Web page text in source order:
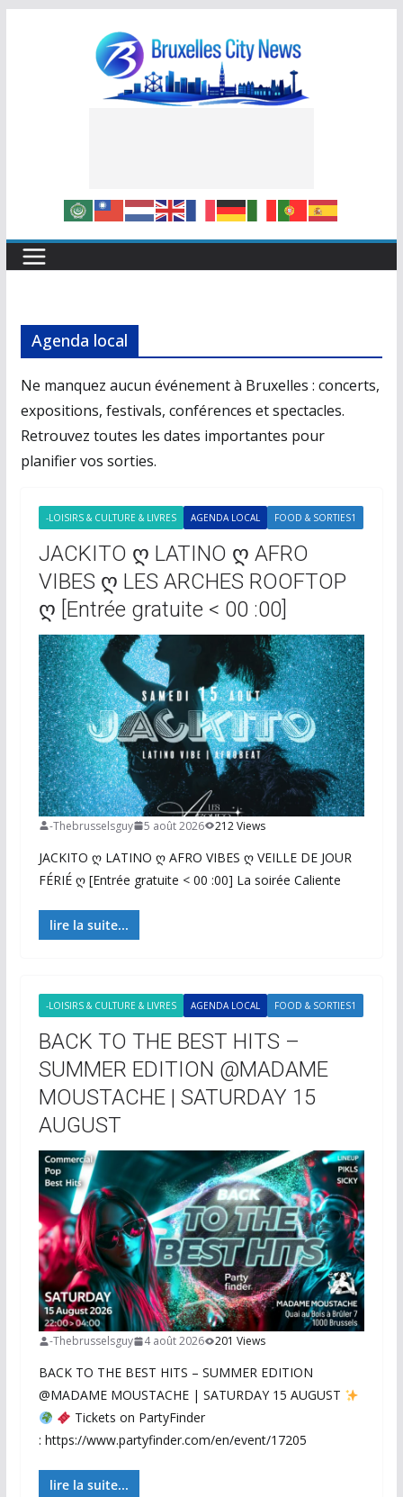
Agenda local
Ne manquez aucun événement à Bruxelles : concerts,
expositions, festivals, conférences et spectacles.
Retrouvez toutes les dates importantes pour
planifier vos sorties.
-LOISIRS & CULTURE & LIVRES AGENDA LOCAL FOOD & SORTIES1
JACKITO ღ LATINO ღ AFRO
VIBES ღ LES ARCHES ROOFTOP
ღ [Entrée gratuite < 00 :00]
-Thebrusselsguy 5 août 2026 212 Views
JACKITO ღ LATINO ღ AFRO VIBES ღ VEILLE DE JOUR
FÉRIÉ ღ [Entrée gratuite < 00 :00] La soirée Caliente
lire la suite...
-LOISIRS & CULTURE & LIVRES AGENDA LOCAL FOOD & SORTIES1
BACK TO THE BEST HITS –
SUMMER EDITION @MADAME
MOUSTACHE | SATURDAY 15
AUGUST
-Thebrusselsguy 4 août 2026 201 Views
BACK TO THE BEST HITS – SUMMER EDITION
@MADAME MOUSTACHE | SATURDAY 15 AUGUST
Tickets on PartyFinder
: https://www.partyfinder.com/en/event/17205
lire la suite...